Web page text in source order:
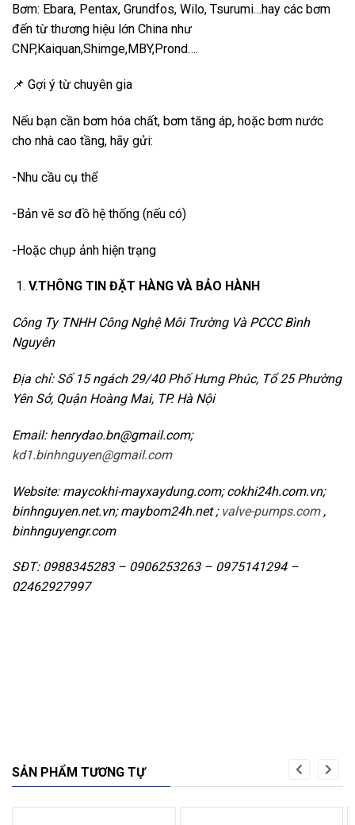
Bơm: Ebara, Pentax, Grundfos, Wilo, Tsurumi…hay các bơm
đến từ thương hiệu lớn China như
CNP,Kaiquan,Shimge,MBY,Prond….
📌 Gợi ý từ chuyên gia
Nếu bạn cần bơm hóa chất, bơm tăng áp, hoặc bơm nước
cho nhà cao tầng, hãy gửi:
-Nhu cầu cụ thể
-Bản vẽ sơ đồ hệ thống (nếu có)
-Hoặc chụp ảnh hiện trạng
V.THÔNG TIN ĐẶT HÀNG VÀ BẢO HÀNH
Công Ty TNHH Công Nghệ Môi Trường Và PCCC Bình
Nguyên
Địa chỉ: Số 15 ngách 29/40 Phố Hưng Phúc, Tổ 25 Phường
Yên Sở, Quận Hoàng Mai, TP. Hà Nội
Email: henrydao.bn@gmail.com;
kd1.binhnguyen@gmail.com
Website: maycokhi-mayxaydung.com; cokhi24h.com.vn;
binhnguyen.net.vn; maybom24h.net ; valve-pumps.com,
binhnguyengr.com
SĐT: 0988345283 – 0906253263 – 0975141294 –
02462927997
SẢN PHẨM TƯƠNG TỰ